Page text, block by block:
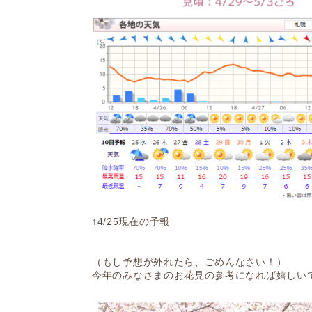
↑4/25現在の予報
（もし予想が外れたら、ごめんなさい！）
今年のみなさまのお花見の参考になれば嬉しい